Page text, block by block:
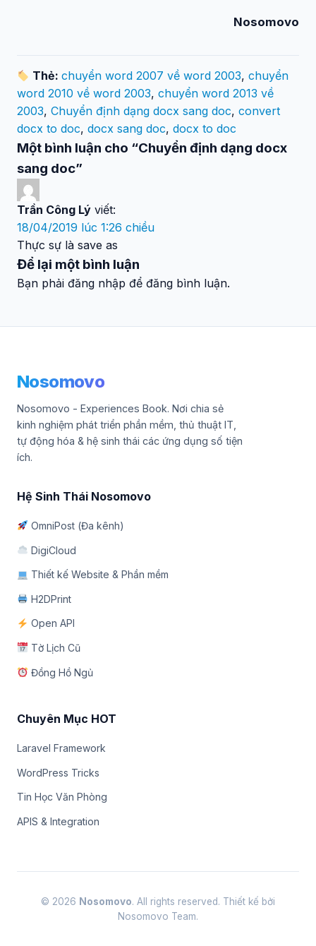
Nosomovo
Thẻ:chuyển word 2007 về word 2003,chuyển
word 2010 về word 2003, chuyển word 2013 về
2003, Chuyển định dạng docx sang doc, convert
docx to doc, docx sang doc, docx to doc
Một bình luận cho “Chuyển định dạng docx
sang doc”
Trần Công Lý viết:
18/04/2019 lúc 1:26 chiều
Thực sự là save as
Để lại một bình luận
Bạn phải đăng nhập để đăng bình luận.
Nosomovo
Nosomovo - Experiences Book. Nơi chia sẻ
kinh nghiệm phát triển phần mềm, thủ thuật IT,
tự động hóa & hệ sinh thái các ứng dụng số tiện
ích.
Hệ Sinh Thái Nosomovo
OmniPost (Đa kênh)
DigiCloud
Thiết kế Website & Phần mềm
H2DPrint
Open API
Tờ Lịch Cũ
Đồng Hồ Ngủ
Chuyên Mục HOT
Laravel Framework
WordPress Tricks
Tin Học Văn Phòng
APIS & Integration
© 2026 Nosomovo. All rights reserved. Thiết kế bởi
Nosomovo Team.